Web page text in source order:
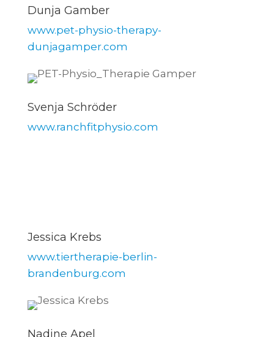
Dunja Gamber
www.pet-physio-therapy-
dunjagamper.com
Svenja Schröder
www.ranchfitphysio.com
Jessica Krebs
www.tiertherapie-berlin-
brandenburg.com
Nadine Apel